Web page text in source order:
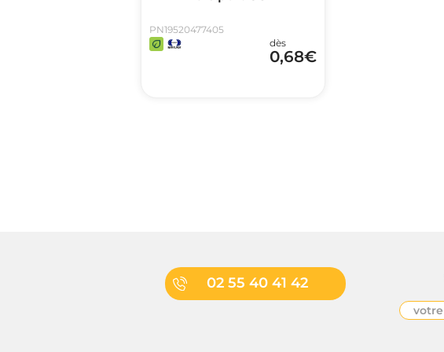
PN19520477405
dès
0,68€
02 55 40 41 42